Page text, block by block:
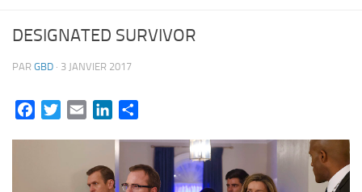
DESIGNATED SURVIVOR
PAR GBD · 3 JANVIER 2017
FacebookTwitterEmail LinkedIn